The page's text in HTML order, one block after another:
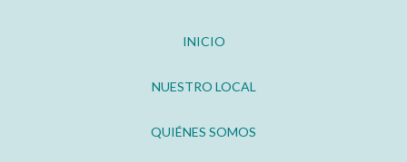
INICIO
NUESTRO LOCAL
QUIÉNES SOMOS